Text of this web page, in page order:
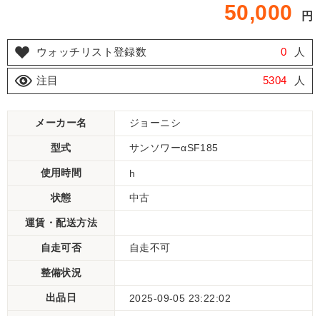
50,000 円
ウォッチリスト登録数 0 人
注目 5304 人
メーカー名 ジョーニシ
型式 サンソワーαSF185
使用時間 h
状態 中古
運賃・配送方法
自走可否 自走不可
整備状況
出品日 2025-09-05 23:22:02